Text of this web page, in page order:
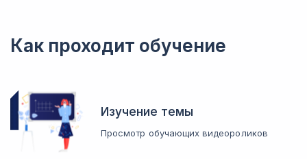
Как проходит обучение
Изучение темы
Просмотр обучающих видеороликов